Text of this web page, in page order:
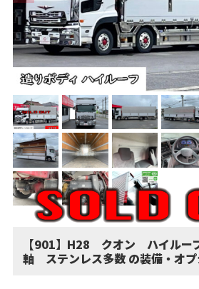
【901】H28 クオン ハイル
軸 ステンレス多数 の装備・オプ